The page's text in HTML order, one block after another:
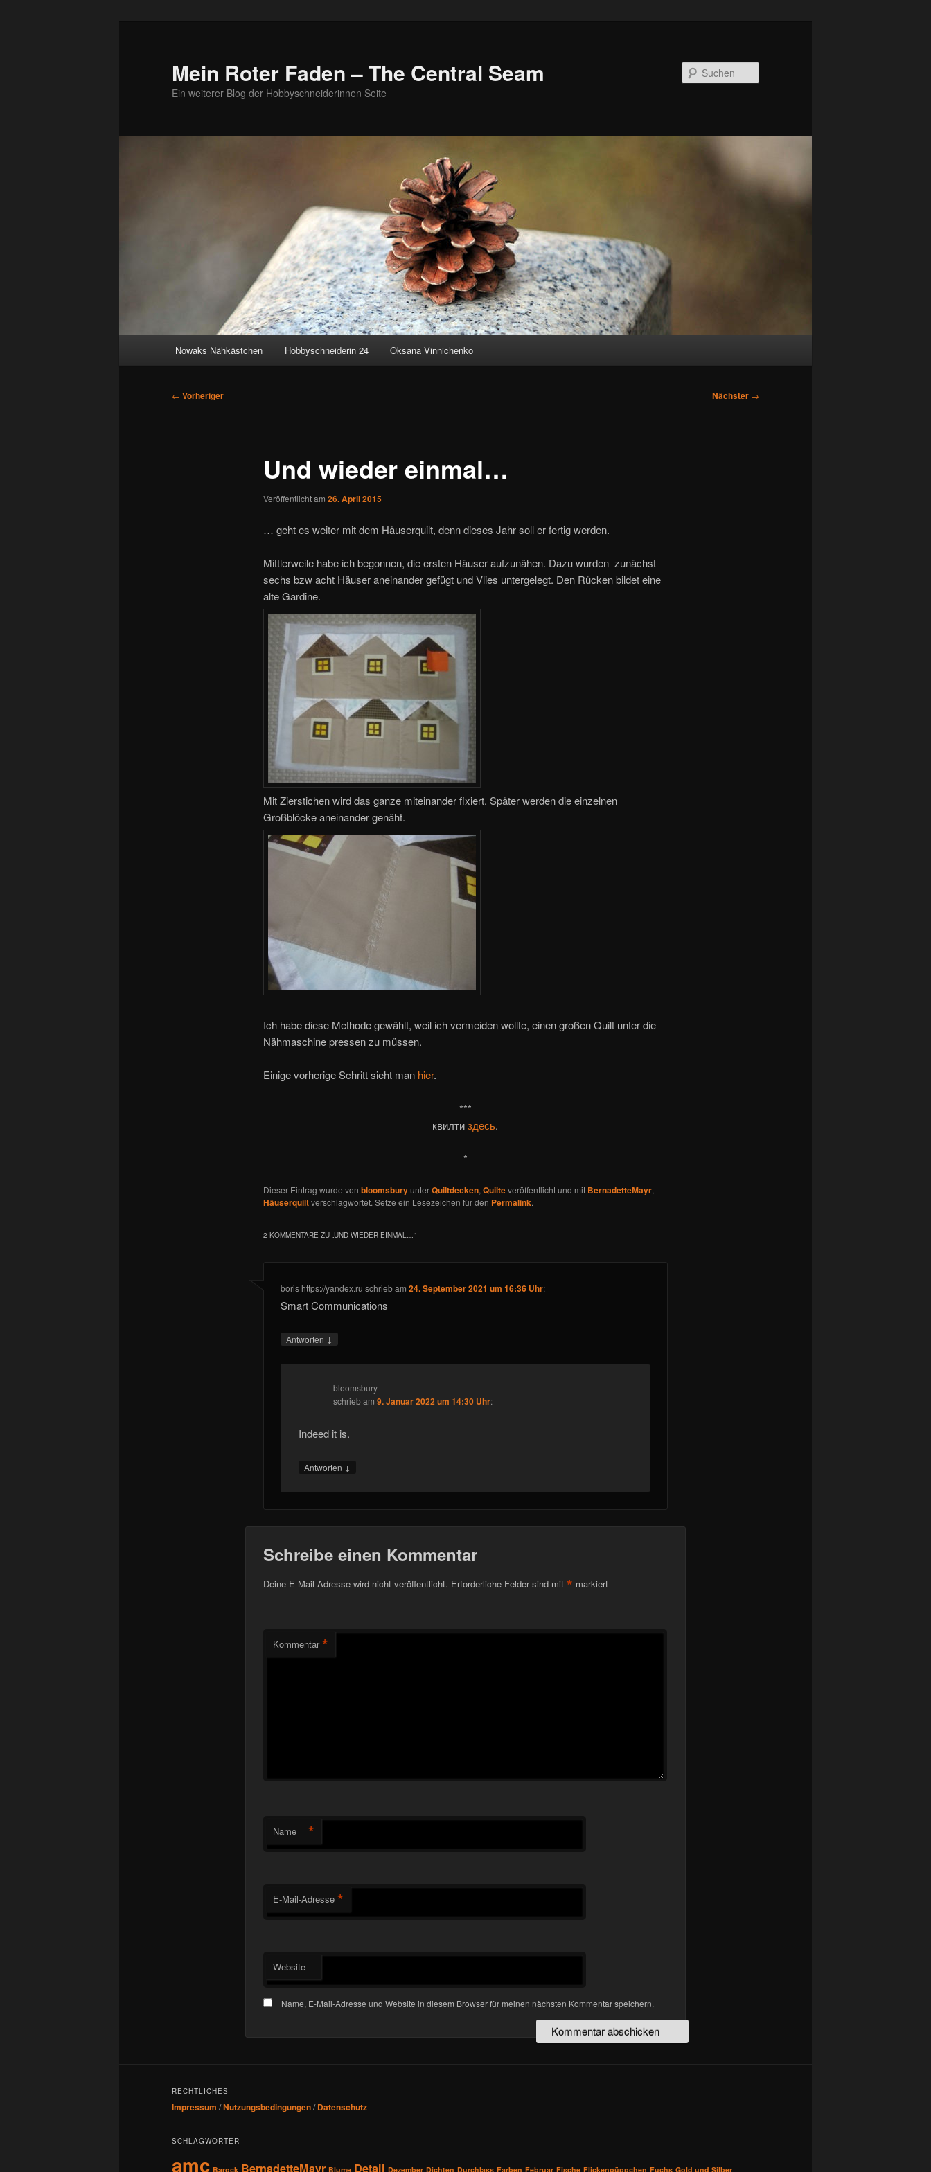
Mein Roter Faden – The Central Seam
Ein weiterer Blog der Hobbyschneiderinnen Seite
Nowaks Nähkästchen Hobbyschneiderin 24 Oksana Vinnichenko
Beitragsnavigation
← Vorheriger Nächster →
Und wieder einmal…
Veröffentlicht am 26. April 2015
… geht es weiter mit dem Häuserquilt, denn dieses Jahr soll er fertig werden.
Mittlerweile habe ich begonnen, die ersten Häuser aufzunähen. Dazu wurden zunächst
sechs bzw acht Häuser aneinander gefügt und Vlies untergelegt. Den Rücken bildet eine
alte Gardine.
Mit Zierstichen wird das ganze miteinander fixiert. Später werden die einzelnen
Großblöcke aneinander genäht.
Ich habe diese Methode gewählt, weil ich vermeiden wollte, einen großen Quilt unter die
Nähmaschine pressen zu müssen.
Einige vorherige Schritt sieht man hier.
***
квилтиздесь.
*
Dieser Eintrag wurde von bloomsburyunterQuiltdecken, Quilteveröffentlicht und mit BernadetteMayr,
Häuserquiltverschlagwortet. Setze ein Lesezeichen für den Permalink.
2 KOMMENTARE ZU „ UND WIEDER EINMAL… “
boris https://yandex.ru schriebam24. September 2021 um 16:36 Uhr:
Smart Communications
Antworten ↓
bloomsbury
schriebam 9. Januar 2022 um 14:30 Uhr:
Indeed it is.
Antworten ↓
Schreibe einen Kommentar
Deine E-Mail-Adresse wird nicht veröffentlicht. Erforderliche Felder sind mit * markiert
Kommentar *
Name *
E-Mail-Adresse *
Website
Name, E-Mail-Adresse und Website in diesem Browser für meinen nächsten Kommentar speichern.
RECHTLICHES
Impressum /Nutzungsbedingungen/Datenschutz
SCHLAGWÖRTER
amc Barock BernadetteMayr Blume Detail Dezember Dichten Durchlass Farben Februar Fische Flickenpüppchen Fuchs Gold und Silber